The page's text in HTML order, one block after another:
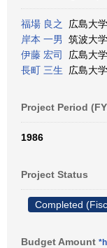
福場 良之
広島大
岸本 一男
筑波大
伊藤 宏司
広島大
長町 三生 広島大
Project Period
1986
Project Status
Completed
Budget Amount